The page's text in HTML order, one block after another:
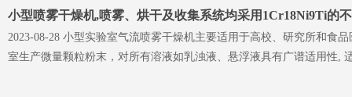
小型喷雾干燥机,喷雾、烘干及收集系统均采用1Cr18Ni9Ti的
2023-08-28 小型实验室气流喷雾干燥机主要适用于高校、研究所和食
室生产微量颗粒粉末，对所有溶液如乳浊液、悬浮液具有广谱适用性,